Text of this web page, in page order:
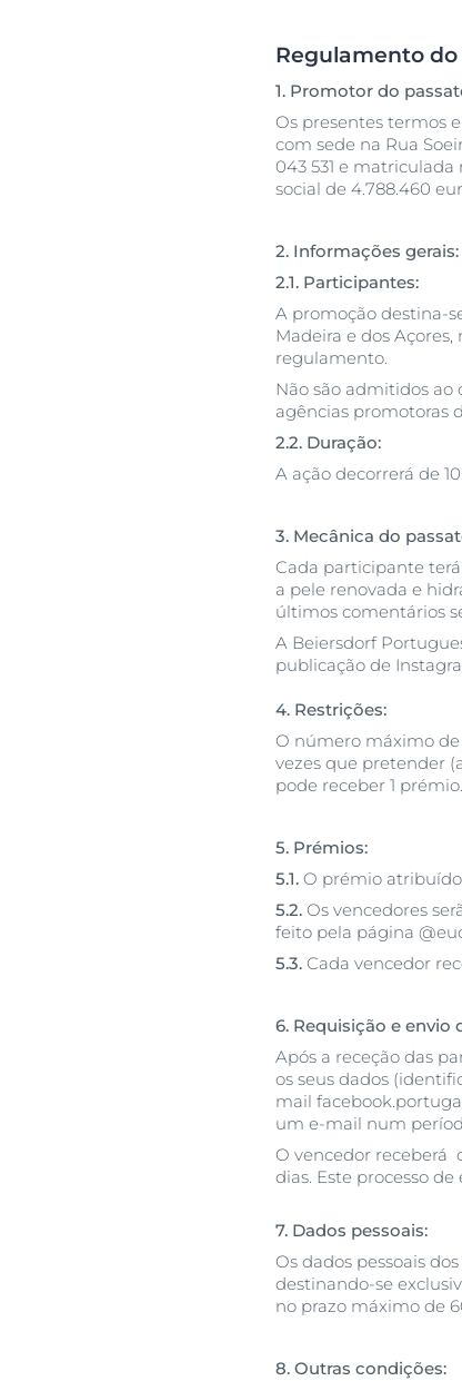
Pele
Proteção
Regulamento
1. Promotor do
Os presentes termos
com sede na Rua
043 531 e matriculada
social de 4.788.460
2. Informações gerais:
2.1. Participantes:
A promoção destina-
Madeira e dos
regulamento.
Não são admitidos ao
agências promotoras
2.2. Duração:
A ação decorrerá de
3. Mecânica do
Cada participante
a pele renovada e
últimos comentários
A Beiersdorf
publicação de
4. Restrições:
O número máximo
vezes que pretender
pode receber 1 prémio.
5. Prémios:
5.1. O prémio
5.2. Os vencedores
feito pela página
5.3. Cada vencedor
6. Requisição e envio
Após a receção das
os seus dados
mail
um e-mail num
O vencedor receberá
dias. Este processo
7. Dados pessoais:
Os dados pessoais
destinando-se
no prazo máximo de
8. Outras condições: